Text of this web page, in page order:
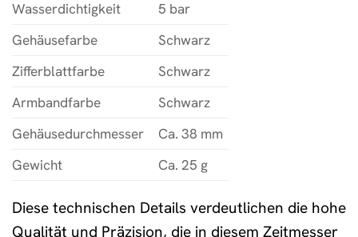
Wasserdichtigkeit
5 bar
Gehäusefarbe
Schwarz
Zifferblattfarbe
Schwarz
Armbandfarbe
Schwarz
Gehäusedurchmesser
Ca. 38 mm
Gewicht
Ca. 25 g
Diese technischen Details verdeutlichen die hohe
Qualität und Präzision, die in diesem Zeitmesser